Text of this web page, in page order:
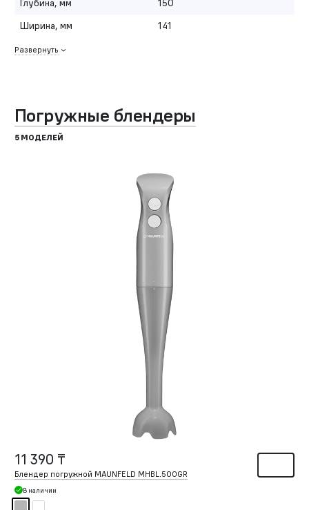
Глубина, мм
150
Ширина, мм
141
Развернуть
Погружные блендеры
5 МОДЕЛЕЙ
11 390 ₸
Блендер погружной MAUNFELD MHBL.500GR
В наличии